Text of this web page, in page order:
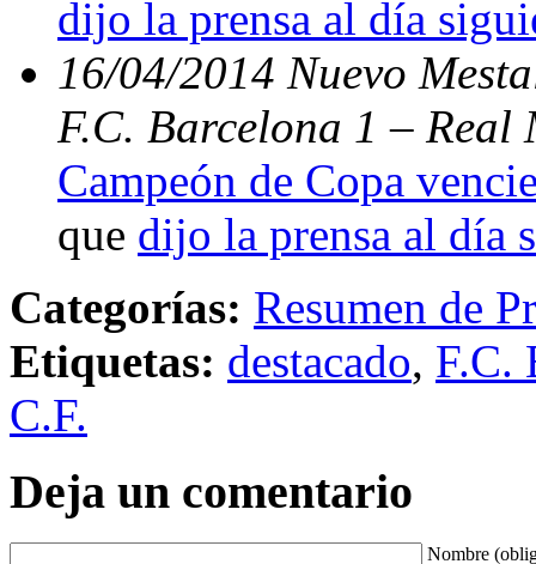
dijo la prensa al día
16/04/2014 Nuevo
F.C. Barcelona 1 –
Campeón de Copa
que dijo la prensa al día
Categorías: Resumen de
Etiquetas: destacado, F.C.
C.F.
Deja un comentario
Nombre